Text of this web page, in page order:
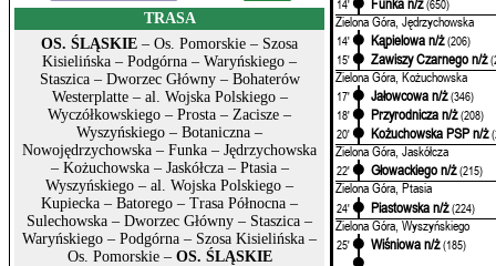
TRASA
OS. ŚLĄSKIE – Os. Pomorskie – Szosa
Kisielińska – Podgórna – Waryńskiego –
Staszica – Dworzec Główny – Bohaterów
Westerplatte – al. Wojska Polskiego –
Wyczółkowskiego – Prosta – Zacisze –
Wyszyńskiego – Botaniczna –
Nowojędrzychowska – Funka – Jędrzychowska
– Kożuchowska – Jaskółcza – Ptasia –
Wyszyńskiego – al. Wojska Polskiego –
Kupiecka – Batorego – Trasa Północna –
Sulechowska – Dworzec Główny – Staszica –
Waryńskiego – Podgórna – Szosa Kisielińska –
Os. Pomorskie – OS. ŚLĄSKIE
14' (650)
Zielona Góra, Jędrzychowska
14' Kąpielowa n/ż (206)
15'
Zawiszy Czarnego n/ż
Zielona Góra, Kożuchowska
17' Jałowcowa n/ż (346)
18'
Przyrodnicza n/ż (208)
20'
Kożuchowska PSP n/ż
Zielona Góra, Jaskółcza
22' Głowackiego n/ż (215)
Zielona Góra, Ptasia
24' Piastowska n/ż (224)
Zielona Góra, Wyszyńskiego
25' Wiśniowa n/ż (185)